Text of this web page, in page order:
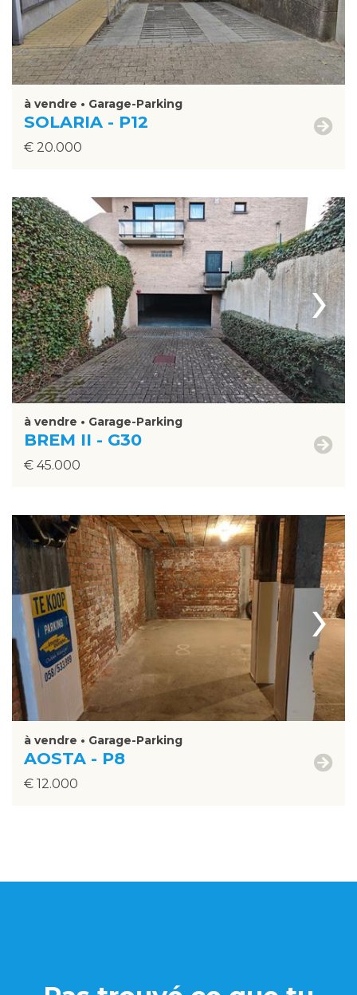
à vendre • Garage-Parking
SOLARIA - P12
€ 20.000
›
à vendre • Garage-Parking
BREM II - G30
€ 45.000
›
à vendre • Garage-Parking
AOSTA - P8
€ 12.000